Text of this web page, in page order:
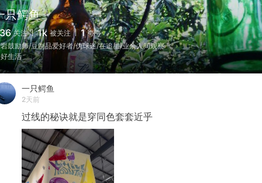
只鳄鱼
关注 1k 被关注 1 夸夸
鼓励师/豆制品爱好者/伪球迷/在追星/业余人间观察
生活
一只鳄鱼
2天前
过线的秘诀就是穿同色套套近乎